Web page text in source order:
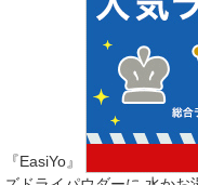
『EasiYo』